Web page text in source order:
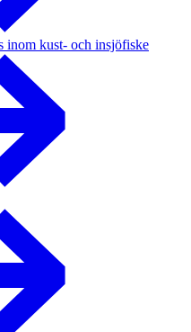
inom kust- och insjöfiske